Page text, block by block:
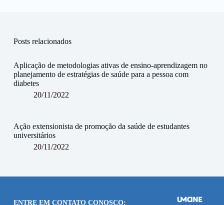
Posts relacionados
Aplicação de metodologias ativas de ensino-aprendizagem no
planejamento de estratégias de saúde para a pessoa com
diabetes
20/11/2022
Ação extensionista de promoção da saúde de estudantes
universitários
20/11/2022
ENTRE EM CONTATO CONOSCO: